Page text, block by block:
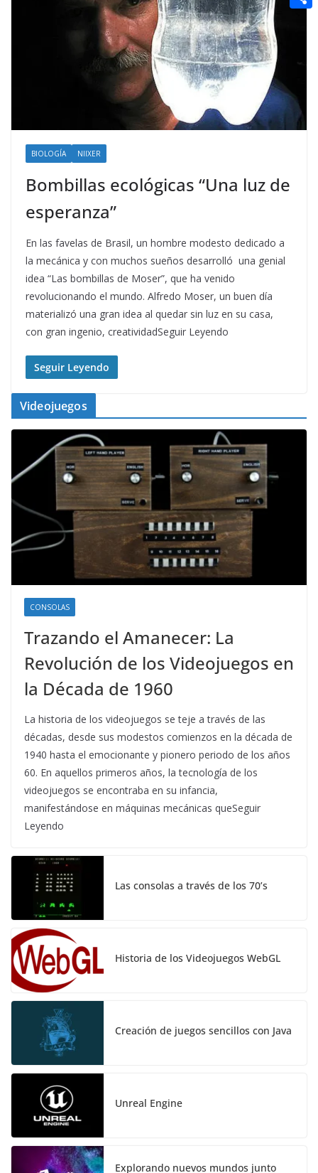
BIOLOGÍA NIIXER
Bombillas ecológicas “Una luz de
esperanza”
En las favelas de Brasil, un hombre modesto dedicado a
la mecánica y con muchos sueños desarrolló una genial
idea “Las bombillas de Moser”, que ha venido
revolucionando el mundo. Alfredo Moser, un buen día
materializó una gran idea al quedar sin luz en su casa,
con gran ingenio, creatividadSeguir Leyendo
Seguir Leyendo
Videojuegos
CONSOLAS
Trazando el Amanecer: La
Revolución de los Videojuegos en
la Década de 1960
La historia de los videojuegos se teje a través de las
décadas, desde sus modestos comienzos en la década de
1940 hasta el emocionante y pionero periodo de los años
60. En aquellos primeros años, la tecnología de los
videojuegos se encontraba en su infancia,
manifestándose en máquinas mecánicas queSeguir
Leyendo
Las consolas a través de los 70’s
Historia de los Videojuegos WebGL
Creación de juegos sencillos con Java
Unreal Engine
Explorando nuevos mundos junto
n
s
a
p
r